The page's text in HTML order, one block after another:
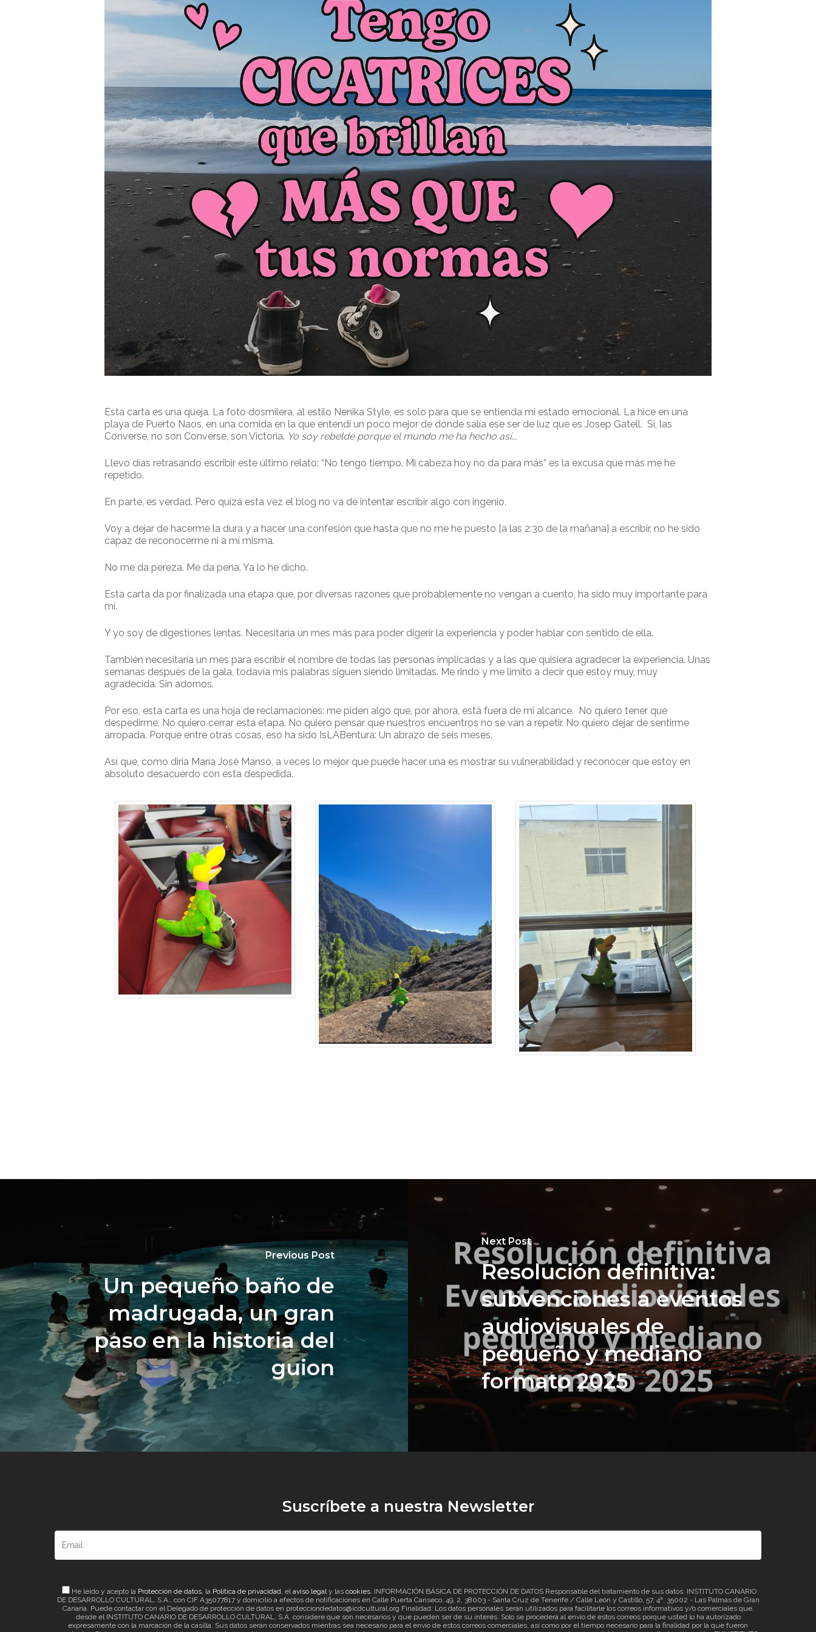
Presione enter para buscar o ESC para cerrar
Esta carta es una queja. La foto dosmilera, al estilo Nenika Style, es solo para que se entienda mi estado emocional. La hice en una
playa de Puerto Naos, en una comida en la que entendí un poco mejor de dónde salía ese ser de luz que es Josep Gatell. Si, las
Converse, no son Converse, son Victoria. Yo soy rebelde porque el mundo me ha hecho así….
Llevo días retrasando escribir este último relato: “No tengo tiempo. Mi cabeza hoy no da para más” es la excusa que más me he
repetido.
En parte, es verdad. Pero quizá esta vez el blog no va de intentar escribir algo con ingenio.
Voy a dejar de hacerme la dura y a hacer una confesión que hasta que no me he puesto [a las 2:30 de la mañana} a escribir, no he sido
capaz de reconocerme ni a mí misma.
No me da pereza. Me da pena. Ya lo he dicho.
Esta carta da por finalizada una etapa que, por diversas razones que probablemente no vengan a cuento, ha sido muy importante para
mí.
Y yo soy de digestiones lentas. Necesitaría un mes más para poder digerir la experiencia y poder hablar con sentido de ella.
También necesitaría un mes para escribir el nombre de todas las personas implicadas y a las que quisiera agradecer la experiencia. Unas
semanas después de la gala, todavía mis palabras siguen siendo limitadas. Me rindo y me limito a decir que estoy muy, muy
agradecida. Sin adornos.
Por eso, esta carta es una hoja de reclamaciones: me piden algo que, por ahora, está fuera de mi alcance. No quiero tener que
despedirme. No quiero cerrar esta etapa. No quiero pensar que nuestros encuentros no se van a repetir. No quiero dejar de sentirme
arropada. Porque entre otras cosas, eso ha sido IsLABentura: Un abrazo de seis meses.
Así que, como diría María José Manso, a veces lo mejor que puede hacer una es mostrar su vulnerabilidad y reconocer que estoy en
absoluto desacuerdo con esta despedida.
Previous Post
Un pequeño baño de
madrugada, un gran
paso en la historia del
guion
Next Post
Resolución definitiva:
subvenciones a eventos
audiovisuales de
pequeño y mediano
formato 2025
Suscríbete a nuestra Newsletter
He leído y acepto la Protección de datos, la Política de privacidad, elaviso legaly las cookies. INFORMACIÓN BÁSICA DE PROTECCIÓN DE DATOS Responsable del tratamiento de sus datos: INSTITUTO CANARIO
DE DESARROLLO CULTURAL, S.A., con CIF A35077817 y domicilio a efectos de notificaciones en Calle Puerta Canseco, 49, 2, 38003 - Santa Cruz de Tenerife / Calle León y Castillo, 57, 4ª. 35002 - Las Palmas de Gran
Canaria. Puede contactar con el Delegado de protección de datos en protecciondedatos@icdcultural.org Finalidad: Los datos personales serán utilizados para facilitarle los correos informativos y/o comerciales que,
desde el INSTITUTO CANARIO DE DESARROLLO CULTURAL, S.A. considere que son necesarios y que pueden ser de su interés. Solo se procederá al envío de estos correos porque usted lo ha autorizado
expresamente con la marcación de la casilla. Sus datos serán conservados mientras sea necesario para el envío de estos correos comerciales, así como por el tiempo necesario para la finalidad por la que fueron